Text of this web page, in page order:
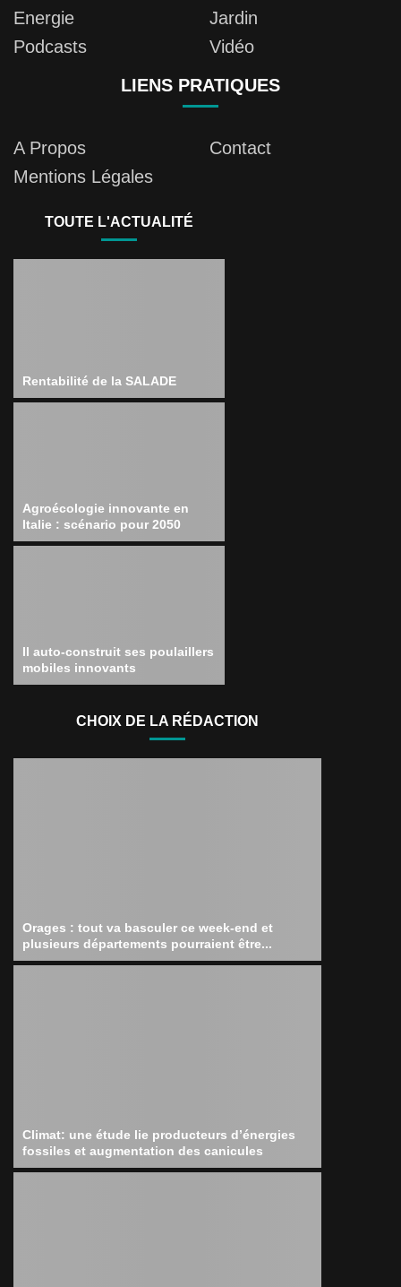
Energie
Jardin
Podcasts
Vidéo
LIENS PRATIQUES
A Propos
Contact
Mentions Légales
TOUTE L'ACTUALITÉ
Rentabilité de la SALADE
Agroécologie innovante en
Italie : scénario pour 2050
Il auto-construit ses poulaillers
mobiles innovants
CHOIX DE LA RÉDACTION
Orages : tout va basculer ce week-end et
plusieurs départements pourraient être...
Climat: une étude lie producteurs d’énergies
fossiles et augmentation des canicules